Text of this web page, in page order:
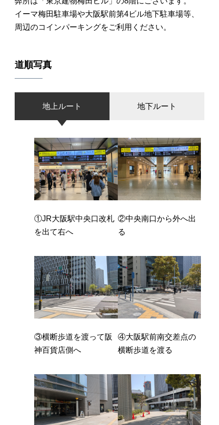
イーマ梅田駐車場や大阪駅前第4ビル地下駐車場等、
周辺のコインパーキングをご利用ください。
道順写真
地上ルート 地下ルート
①JR大阪駅中央口改札
を出て右へ
②中央南口から外へ出
る
③横断歩道を渡って阪
神百貨店側へ
④大阪駅前南交差点の
横断歩道を渡る